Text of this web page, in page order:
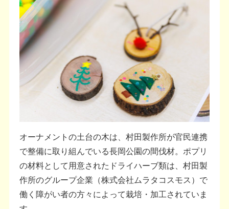
オーナメントの土台の木は、村田製作所が官民連携
で整備に取り組んでいる長岡公園の間伐材。ポプリ
の材料として用意されたドライハーブ類は、村田製
作所のグループ企業（株式会社ムラタコスモス）で
働く障がい者の方々によって栽培・加工されていま